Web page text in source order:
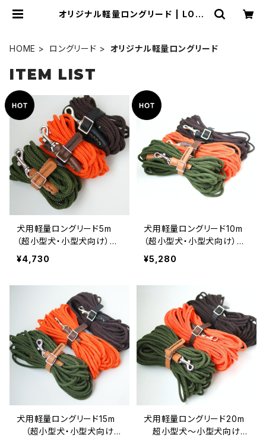
オリジナル軽量ロングリード | LOVE
HOME ロングリード オリジナル軽量ロングリード
ITEM LIST
犬用軽量ロングリード5m
（超小型犬・小型犬向け）
【受注製作】LOVE&PEACE
&DOGSオリジナル
¥4,730
犬用軽量ロングリード10m
（超小型犬・小型犬向け）
【受注製作】LOVE&PEACE
&DOGSオリジナル
¥5,280
犬用軽量ロングリード15m
（超小型犬・小型犬向け）
犬用軽量ロングリード20m
超小型犬〜小型犬向け